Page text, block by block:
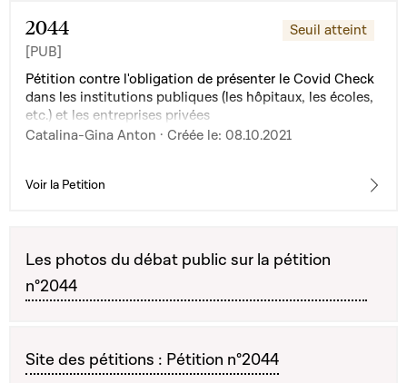
2044
[PUB]
Seuil atteint
Pétition contre l'obligation de présenter le Covid Check
dans les institutions publiques (les hôpitaux, les écoles,
etc.) et les entreprises privées
Catalina-Gina Anton · Créée le: 08.10.2021
Voir la Petition
Les photos du débat public sur la pétition
n°2044
Site des pétitions : Pétition n°2044